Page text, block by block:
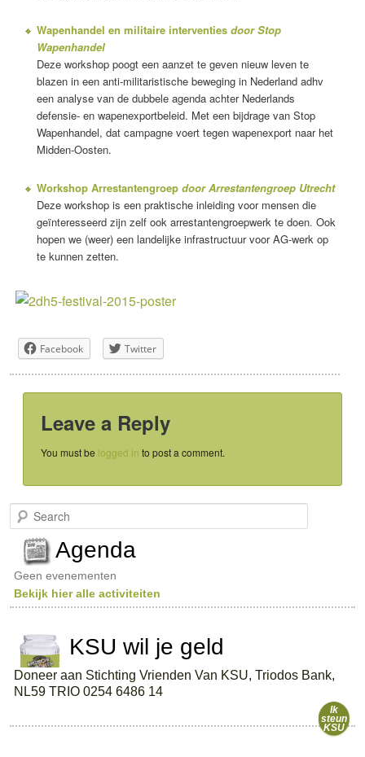
Wapenhandel en militaire interventies door Stop
Wapenhandel
Deze workshop poogt een aanzet te geven nieuw leven te
blazen in een anti-militaristische beweging in Nederland adhv
een analyse van de dubbele agenda achter Nederlands
defensie- en wapenexportbeleid. Met een bijdrage van Stop
Wapenhandel, dat campagne voert tegen wapenexport naar het
Midden-Oosten.
Workshop Arrestantengroep door Arrestantengroep Utrecht
Deze workshop is een praktische inleiding voor mensen die
geïnteresseerd zijn zelf ook arrestantengroepwerk te doen. Ook
hopen we (weer) een landelijke infrastructuur voor AG-werk op
te kunnen zetten.
Facebook Twitter
Leave a Reply
You must be logged in to post a comment.
e
c
h
Agenda
Geen evenementen
Bekijk hier alle activiteiten
KSU wil je geld
Doneer aan Stichting Vrienden Van KSU, Triodos Bank,
NL59 TRIO 0254 6486 14
Ik
steun
KSU